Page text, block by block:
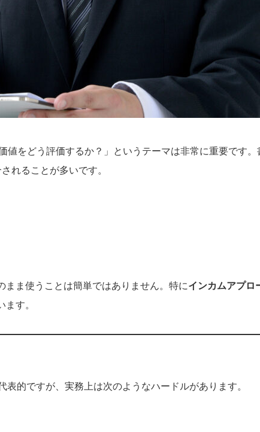
値をどう評価するか？」というテーマは非常に重要です。
れることが多いです。
まま使うことは簡単ではありません。特にインカムアプロ
す。
的ですが、実務上は次のようなハードルがあります。